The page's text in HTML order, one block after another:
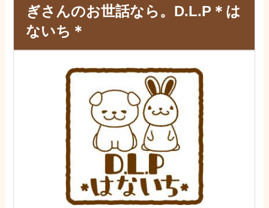
ぎさんのお世話なら。D.L.P＊は
ないち＊